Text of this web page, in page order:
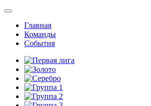
Главная
Команды
События